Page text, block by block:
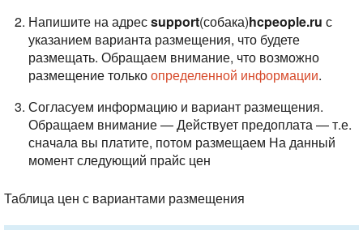
Напишите на адресsupport(собака)hcpeople.ru с
указанием варианта размещения, что будете
размещать. Обращаем внимание, что возможно
размещение толькоопределенной информации.
Согласуем информацию и вариант размещения.
Обращаем внимание — Действует предоплата — т.е.
сначала вы платите, потом размещаем На данный
момент следующий прайс цен
Таблица цен с вариантами размещения